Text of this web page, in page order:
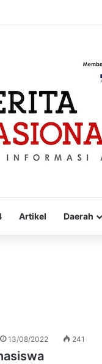
bagi Petani Sidrap
Artikel Daerah
13/08/2022 241